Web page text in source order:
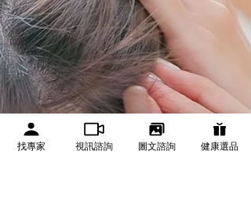
生因頭皮問題而尋求治療。因此，及早識別初期徵兆，將
助於掌握毛囊健康的黃金修復期。
找專家 視訊諮詢 圖文諮詢 健康選品